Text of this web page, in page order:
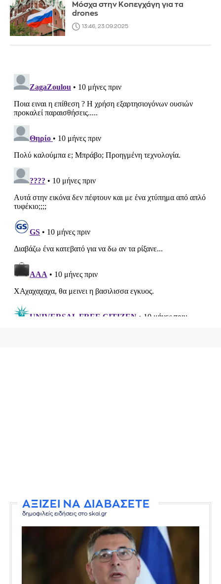
Μόσχα στην Κοπεγχάγη για τα
drones
13:46, 23.09.2025
ΑΞΙΖΕΙ ΝΑ ΔΙΑΒΑΣΕΤΕ
δημοφιλείς ειδήσεις στο skai.gr